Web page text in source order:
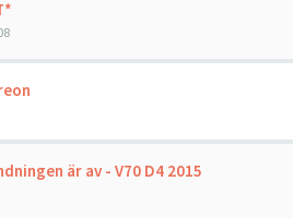
är av - V70 D4 2015